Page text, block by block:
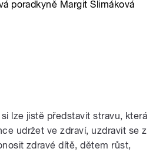
poradkyně Margit Slimáková
lze jistě představit stravu, která
udržet ve zdraví, uzdravit se z
zdravé dítě, dětem růst,